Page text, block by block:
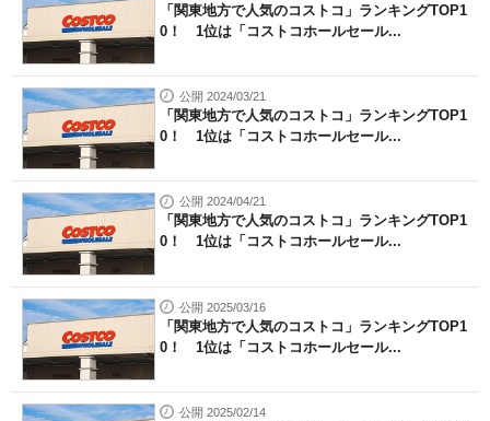
「関東地方で人気のコストコ」ランキングTOP1
0！ 1位は「コストコホールセール...
公開 2024/03/21
「関東地方で人気のコストコ」ランキングTOP1
0！ 1位は「コストコホールセール...
公開 2024/04/21
「関東地方で人気のコストコ」ランキングTOP1
0！ 1位は「コストコホールセール...
公開 2025/03/16
「関東地方で人気のコストコ」ランキングTOP1
0！ 1位は「コストコホールセール...
公開 2025/02/14